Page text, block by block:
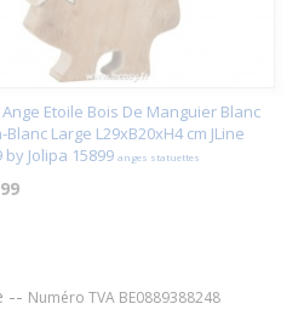
Ange Etoile Bois De Manguier Blanc
Blanc Large L29xB20xH4 cm JLine
by Jolipa 15899 anges statuettes
-- Numéro TVA BE0889388248